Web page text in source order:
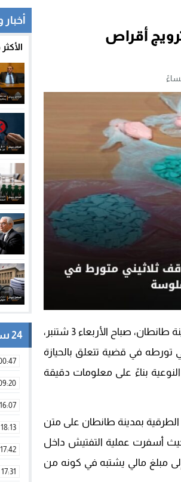
أقراص
تمكنت فرقة الشرطة القضائية بالمنطقة الإقليمية للأمن بمدينة طانطان، صباح الأربعاء 3 شتنبر،
للاشتباه في تورطه في قضية تتعلق بالحيازة
بناءً على معلومات دقيقة
بمدينة طانطان على متن
أسفرت عملية التفتيش داخل
إلى مبلغ مالي يشتبه في كونه من
24 ساعة
16:07
18:13
17:42
17:31